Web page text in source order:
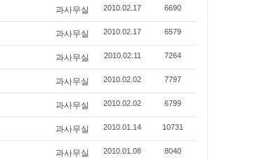
과사무실 2010.02.17 6690
과사무실 2010.02.17 6579
과사무실 2010.02.11 7264
과사무실 2010.02.02 7797
과사무실 2010.02.02 6799
과사무실 2010.01.14 10731
과사무실 2010.01.08 8040